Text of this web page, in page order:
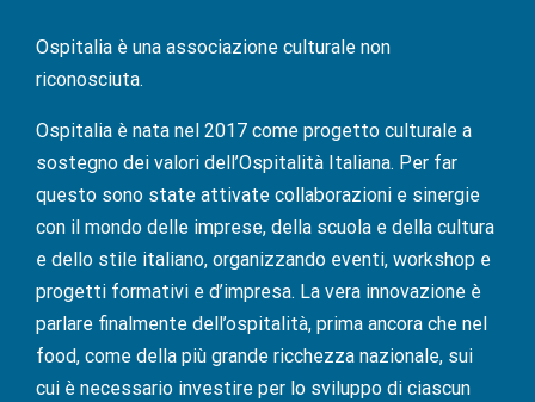
Ospitalia è una associazione culturale non
riconosciuta.
Ospitalia è nata nel 2017 come progetto culturale a
sostegno dei valori dell’Ospitalità Italiana. Per far
questo sono state attivate collaborazioni e sinergie
con il mondo delle imprese, della scuola e della cultura
e dello stile italiano, organizzando eventi, workshop e
progetti formativi e d’impresa. La vera innovazione è
parlare finalmente dell’ospitalità, prima ancora che nel
food, come della più grande ricchezza nazionale, sui
cui è necessario investire per lo sviluppo di ciascun